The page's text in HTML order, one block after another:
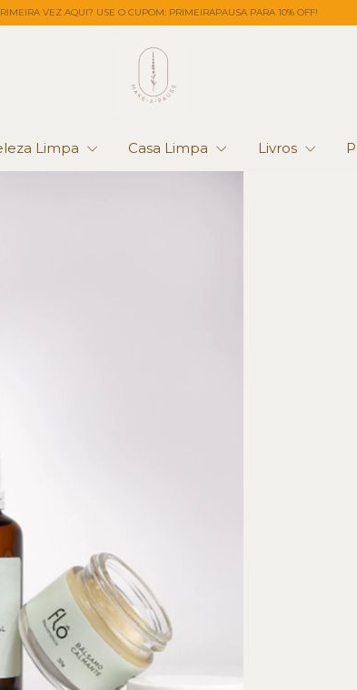
VEZ AQUI? USE O CUPOM: PRIMEIRAPAUSA PARA 10% OFF!
Limpa Casa Limpa Livros